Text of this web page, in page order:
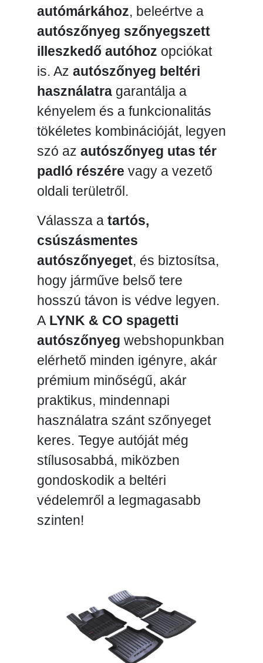
autómárkához, beleértve a
autószőnyeg szőnyegszett
illeszkedő autóhoz opciókat
is. Az autószőnyeg beltéri
használatragarantálja a
kényelem és a funkcionalitás
tökéletes kombinációját, legyen
szó az autószőnyeg utas tér
padló részére vagy a vezető
oldali területről.
Válassza a tartós,
csúszásmentes
autószőnyeget, és biztosítsa,
hogy járműve belső tere
hosszú távon is védve legyen.
A LYNK & CO spagetti
autószőnyeg webshopunkban
elérhető minden igényre, akár
prémium minőségű, akár
praktikus, mindennapi
használatra szánt szőnyeget
keres. Tegye autóját még
stílusosabbá, miközben
gondoskodik a beltéri
védelemről a legmagasabb
szinten!